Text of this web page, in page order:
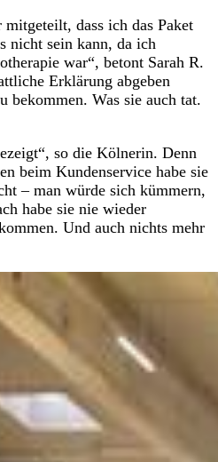
dass ich das Paket
nicht sein kann, da ich
war“, betont Sarah R.
Erklärung abgeben
bekommen. Was sie auch tat.
so die Kölnerin. Denn
beim Kundenservice habe sie
– man würde sich kümmern,
habe sie nie wieder
Und auch nichts mehr